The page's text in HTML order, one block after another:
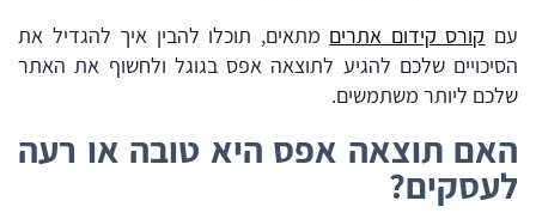
עם קורס קידום אתרים מתאים, תוכלו להבין איך להגדיל את
הסיכויים שלכם להגיע לתוצאה אפס בגוגל ולחשוף את האתר
שלכם ליותר משתמשים.
האם תוצאה אפס היא טובה או רעה
לעסקים?